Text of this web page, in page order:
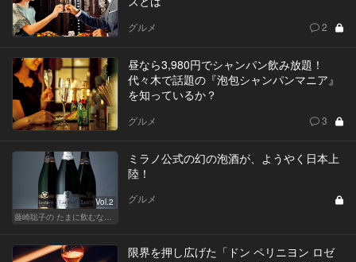
グルメ 2
昼なら3,980円でシャンパン飲み放題！
代々木で話題の『泡包シャンパンマニア』
を知っているか？
グルメ 3
Vol.2
藤崎聡子の たまに飲むなら、こんな泡
ミラノ公式の幻の泡酒が、ようやく日本上
陸！
グルメ
限界を押し広げた「ドン ペリニヨン ロゼ